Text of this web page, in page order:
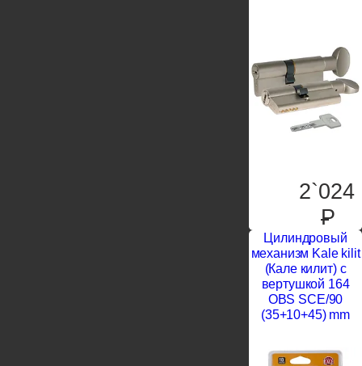
2`024
P
Цилиндровый
механизм Kale kilit
(Кале килит) с
вертушкой 164
OBS SCE/90
(35+10+45) mm